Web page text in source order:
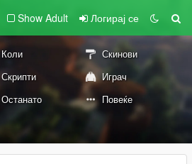
Show Adult Логирај се
Коли
Скинови
Скрипти
Играч
Останато Повеќе